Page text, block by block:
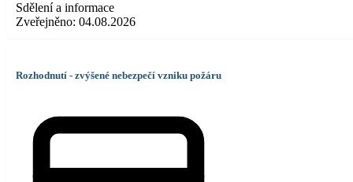
Sdělení a informace
Zveřejněno: 04.08.2026
Rozhodnutí - zvýšené nebezpečí vzniku požáru